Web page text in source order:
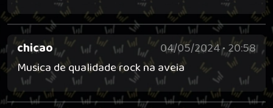
chicao
04/05/2024 • 20:58
Musica de qualidade rock na aveia